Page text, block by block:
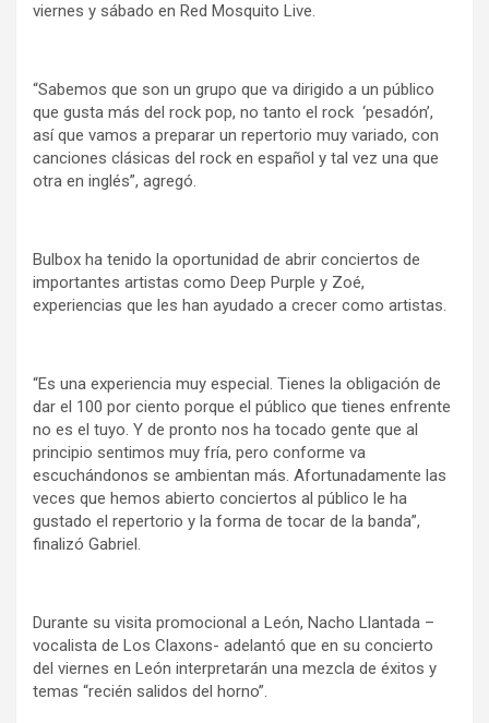
viernes y sábado en Red Mosquito Live.
“Sabemos que son un grupo que va dirigido a un público
que gusta más del rock pop, no tanto el rock ‘pesadón’,
así que vamos a preparar un repertorio muy variado, con
canciones clásicas del rock en español y tal vez una que
otra en inglés”, agregó.
Bulbox ha tenido la oportunidad de abrir conciertos de
importantes artistas como Deep Purple y Zoé,
experiencias que les han ayudado a crecer como artistas.
“Es una experiencia muy especial. Tienes la obligación de
dar el 100 por ciento porque el público que tienes enfrente
no es el tuyo. Y de pronto nos ha tocado gente que al
principio sentimos muy fría, pero conforme va
escuchándonos se ambientan más. Afortunadamente las
veces que hemos abierto conciertos al público le ha
gustado el repertorio y la forma de tocar de la banda”,
finalizó Gabriel.
Durante su visita promocional a León, Nacho Llantada –
vocalista de Los Claxons- adelantó que en su concierto
del viernes en León interpretarán una mezcla de éxitos y
temas “recién salidos del horno”.